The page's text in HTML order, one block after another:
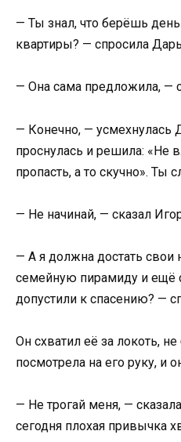
— Ты знал, что берёшь
квартиры? — спросила
— Она сама предложила, —
— Конечно, — усмехнулась
проснулась и решила: «Не
пропасть, а то скучно». Ты
— Не начинай, — сказал
— А я должна достать свои
семейную пирамиду и ещё
допустили к спасению? —
Он схватил её за локоть,
посмотрела на его руку, и
— Не трогай меня, —
сегодня плохая привычка